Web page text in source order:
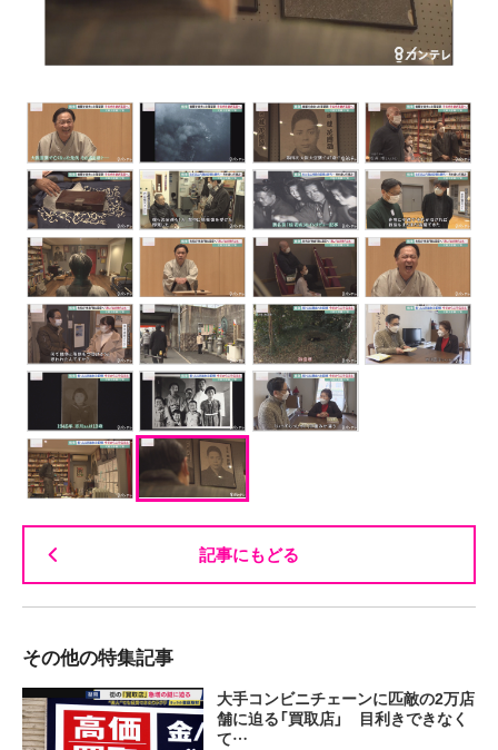
記事にもどる
その他の特集記事
大手コンビニチェーンに匹敵の2万店
舗に迫る「買取店」 目利きできなく
て…